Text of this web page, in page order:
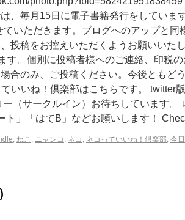
、毎月15日に電子書籍発行をしていま
いただきます。ブログへのアップと同
投稿をお控えいただくようお願いいた
す。個別に投稿者様へのご連絡、印税
合のみ、ご投稿ください。今後ともど
いいね！倶楽部はこちらです。 twitter
（サークルイン）お待ちしています。
ト」「はてB」などお願いします！
, ねこ , ニャンコ, ネコ, ネコっていいね！倶楽部, 今